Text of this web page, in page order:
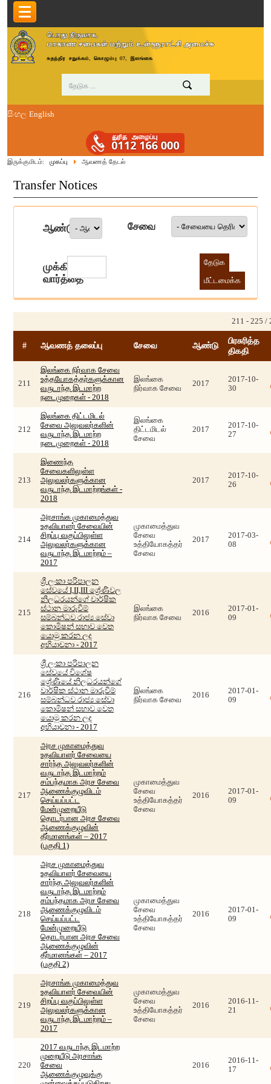
සිංහල English
இருக்குமிடம்: முகப்பு ஆவணத் தேடல்
Transfer Notices
ஆண்டு சேவை
முக்கிய
வார்த்தை
211 - 225 /
# ஆவணத் தலைப்பு சேவை ஆண்டு
பிரசுரித்த
திகதி
211
இலங்கை நிர்வாக சேவை
உத்தயோகத்தர்களுக்கான
வருடாந்த இடமாற்ற
நடைமுறைகள் - 2018
இலங்கை
நிர்வாக சேவை
2017
2017-10-
30
212
இலங்கை திட்டமிடல்
சேவை அலுவலர்களின்
வருடாந்த இடமாற்ற
நடைமுறைகள் - 2018
இலங்கை
திட்டமிடல்
சேவை
2017
2017-10-
27
213
இணைந்த
சேவைகளிலுள்ள
அலுவலர்களுக்கான
வருடாந்த இடமாற்றங்கள் -
2018
2017
2017-10-
26
214
அரசாங்க முகாமைத்துவ
உதவியாளர் சேவையின்
சிறப்பு வகுப்பிலுள்ள
அலுவலர்களுக்கான
வருடாந்த இடமாற்றம் –
2017
முகாமைத்துவ
சேவை
உத்தியோகத்தர்
சேவை
2017
2017-03-
08
215
ශ්‍රී ලංකා පරිපාලන
සේවයේ I,II,III ශ්‍රේණිවල
නිලධරයන්ගේ වාර්ෂික
ස්ථාන මාරුවීම්
සම්බන්ධව රාජ්‍ය සේවා
කොමිෂන් සභාව වෙත
යොමු කරන ලද
අභියාචනා - 2017
இலங்கை
நிர்வாக சேவை
2016
2017-01-
09
216
ශ්‍රී ලංකා පරිපාලන
සේවයේ විශේෂ
ශ්‍රේණියේ නිලධරයන්ගේ
වාර්ෂික ස්ථාන මාරුවීම්
සම්බන්ධව රාජ්‍ය සේවා
කොමිෂන් සභාව වෙත
යොමු කරන ලද
අභියාචනා - 2017
இலங்கை
நிர்வாக சேவை
2016
2017-01-
09
217
அரச முகாமைத்துவ
உதவியாளர் சேவையை
சார்ந்த அலுவலர்களின்
வருடாந்த இடமாற்றம்
சம்பந்தமாக அரச சேவை
ஆணைக்குழுவிடம்
செய்யப்பட்ட
மேன்முறையீடு
தொடர்பான அரச சேவை
ஆணைக்குழுவின்
தீர்மானங்கள் – 2017
(பகுதி 1)
முகாமைத்துவ
சேவை
உத்தியோகத்தர்
சேவை
2016
2017-01-
09
218
அரச முகாமைத்துவ
உதவியாளர் சேவையை
சார்ந்த அலுவலர்களின்
வருடாந்த இடமாற்றம்
சம்பந்தமாக அரச சேவை
ஆணைக்குழுவிடம்
செய்யப்பட்ட
மேன்முறையீடு
தொடர்பான அரச சேவை
ஆணைக்குழுவின்
தீர்மானங்கள் – 2017
(பகுதி 2)
முகாமைத்துவ
சேவை
உத்தியோகத்தர்
சேவை
2016
2017-01-
09
219
அரசாங்க முகாமைத்துவ
உதவியாளர் சேவையின்
சிறப்பு வகுப்பிலுள்ள
அலுவலர்களுக்கான
வருடாந்த இடமாற்றம் –
2017
முகாமைத்துவ
சேவை
உத்தியோகத்தர்
சேவை
2016
2016-11-
21
220
2017 வருடாந்த இடமாற்ற
முறையீடு அரசாங்க
சேவை
ஆணைக்குழுவுக்கு
2016
2016-11-
17